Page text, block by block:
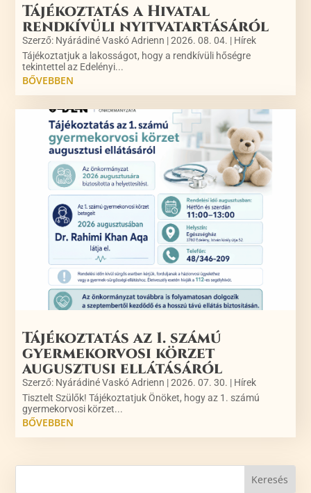
Tájékoztatás a Hivatal
rendkívüli nyitvatartásáról
Szerző: Nyárádiné Vaskó Adrienn |2026. 08. 04. | Hírek
Tájékoztatjuk a lakosságot, hogy a rendkívüli hőségre
tekintettel az Edelényi...
BŐVEBBEN
Tájékoztatás az 1. számú
gyermekorvosi körzet
augusztusi ellátásáról
Szerző: Nyárádiné Vaskó Adrienn |2026. 07. 30. | Hírek
Tisztelt Szülők! Tájékoztatjuk Önöket, hogy az 1. számú
gyermekorvosi körzet...
BŐVEBBEN